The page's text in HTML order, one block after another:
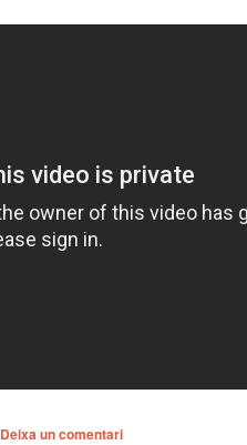
Deixa un comentari